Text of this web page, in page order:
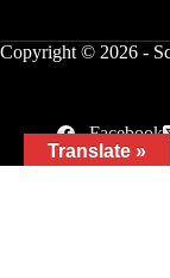
Copyright © 2026 -
Facebook
Translate »